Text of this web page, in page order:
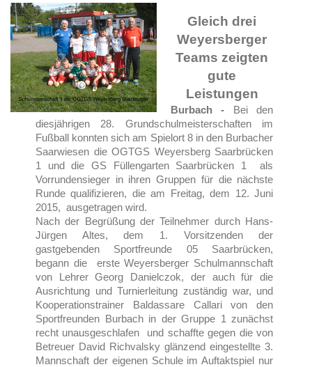
Gleich drei
Weyersberger
Teams zeigten
gute
Leistungen
Burbach -
Bei den
diesjährigen 28. Grundschulmeisterschaften im
Fußball konnten sich am Spielort 8 in den Burbacher
Saarwiesen die OGTGS Weyersberg Saarbrücken
1 und die GS Füllengarten Saarbrücken 1 als
Vorrundensieger in ihren Gruppen für die nächste
Runde qualifizieren, die am Freitag, dem 12. Juni
2015, ausgetragen wird.
Nach der Begrüßung der Teilnehmer durch Hans-
Jürgen Altes, dem 1. Vorsitzenden der
gastgebenden Sportfreunde 05 Saarbrücken,
begann die erste Weyersberger Schulmannschaft
von Lehrer Georg Danielczok, der auch für die
Ausrichtung und Turnierleitung zuständig war, und
Kooperationstrainer Baldassare Callari von den
Sportfreunden Burbach in der Gruppe 1 zunächst
recht unausgeschlafen und schaffte gegen die von
Betreuer David Richvalsky glänzend eingestellte 3.
Mannschaft der eigenen Schule im Auftaktspiel nur